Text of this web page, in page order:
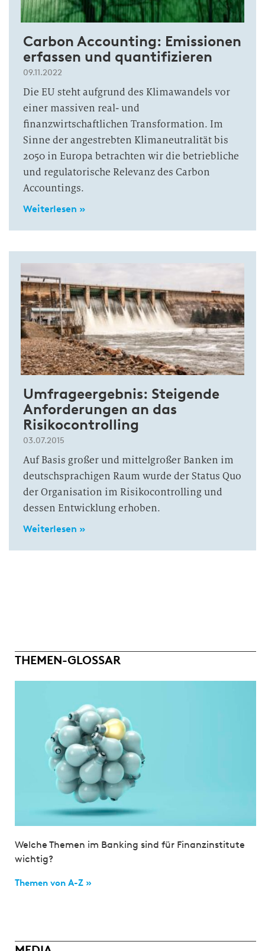
Carbon Accounting: Emissionen
erfassen und quantifizieren
09.11.2022
Die EU steht aufgrund des Klimawandels vor
einer massiven real- und
finanzwirtschaftlichen Transformation. Im
Sinne der angestrebten Klimaneutralität bis
2050 in Europa betrachten wir die betriebliche
und regulatorische Relevanz des Carbon
Accountings.
Weiterlesen »
Umfrageergebnis: Steigende
Anforderungen an das
Risikocontrolling
03.07.2015
Auf Basis großer und mittelgroßer Banken im
deutschsprachigen Raum wurde der Status Quo
der Organisation im Risikocontrolling und
dessen Entwicklung erhoben.
Weiterlesen »
THEMEN-GLOSSAR
Welche Themen im Banking sind für Finanzinstitute
wichtig?
Themen von A-Z »